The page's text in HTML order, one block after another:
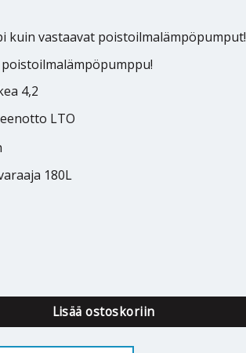
kuin vastaavat poistoilmalämpöpumput!
4,2
LTO
180L
EC9 Sol -lisälämmönvaihtimella määrä
Lisää ostoskoriin